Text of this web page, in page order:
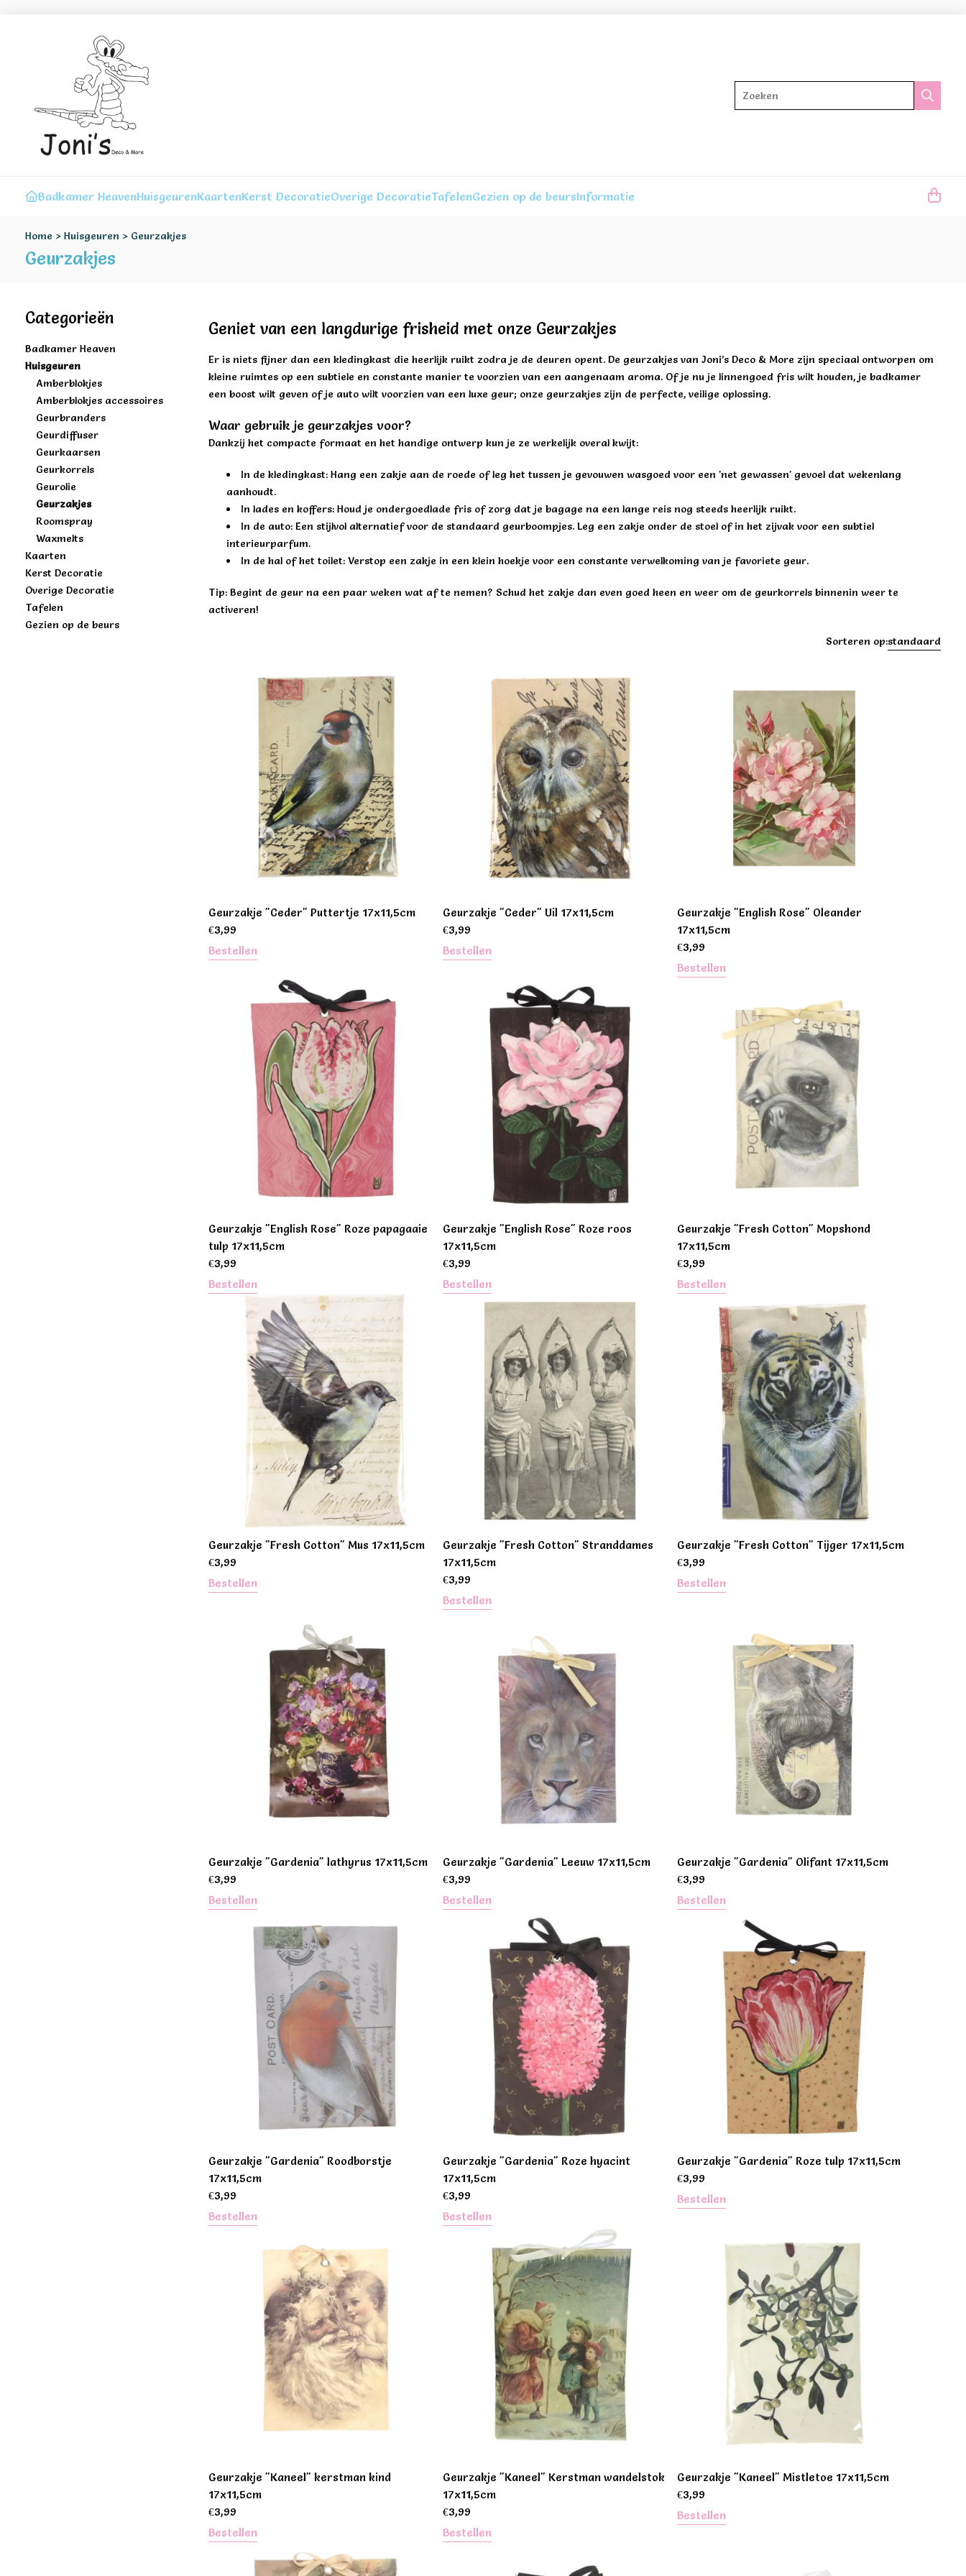
Badkamer HeavenHuisgeurenKaartenKerst DecoratieOverige DecoratieTafelenGezien op de beursInformatie
Home > Huisgeuren > Geurzakjes
Geurzakjes
Categorieën
Badkamer Heaven
Huisgeuren
Amberblokjes
Amberblokjes accessoires
Geurbranders
Geurdiffuser
Geurkaarsen
Geurkorrels
Geurolie
Geurzakjes
Roomspray
Waxmelts
Kaarten
Kerst Decoratie
Overige Decoratie
Tafelen
Gezien op de beurs
Geniet van een langdurige frisheid met onze Geurzakjes
Er is niets fijner dan een kledingkast die heerlijk ruikt zodra je de deuren opent. De geurzakjes van Joni’s Deco & More zijn speciaal ontworpen om
kleine ruimtes op een subtiele en constante manier te voorzien van een aangenaam aroma. Of je nu je linnengoed fris wilt houden, je badkamer
een boost wilt geven of je auto wilt voorzien van een luxe geur; onze geurzakjes zijn de perfecte, veilige oplossing.
Waar gebruik je geurzakjes voor?
Dankzij het compacte formaat en het handige ontwerp kun je ze werkelijk overal kwijt:
In de kledingkast: Hang een zakje aan de roede of leg het tussen je gevouwen wasgoed voor een 'net gewassen' gevoel dat wekenlang
aanhoudt.
In lades en koffers: Houd je ondergoedlade fris of zorg dat je bagage na een lange reis nog steeds heerlijk ruikt.
In de auto: Een stijlvol alternatief voor de standaard geurboompjes. Leg een zakje onder de stoel of in het zijvak voor een subtiel
interieurparfum.
In de hal of het toilet: Verstop een zakje in een klein hoekje voor een constante verwelkoming van je favoriete geur.
Tip: Begint de geur na een paar weken wat af te nemen? Schud het zakje dan even goed heen en weer om de geurkorrels binnenin weer te
activeren!
Sorteren op:standaard
Geurzakje "Ceder" Puttertje 17x11,5cm
€3,99
Bestellen
Geurzakje "Ceder" Uil 17x11,5cm
€3,99
Bestellen
Geurzakje "English Rose" Oleander
17x11,5cm
€3,99
Bestellen
Geurzakje "English Rose" Roze papagaaie
tulp 17x11,5cm
€3,99
Bestellen
Geurzakje "English Rose" Roze roos
17x11,5cm
€3,99
Bestellen
Geurzakje "Fresh Cotton" Mopshond
17x11,5cm
€3,99
Bestellen
Geurzakje "Fresh Cotton" Mus 17x11,5cm
€3,99
Bestellen
Geurzakje "Fresh Cotton" Stranddames
17x11,5cm
€3,99
Bestellen
Geurzakje "Fresh Cotton" Tijger 17x11,5cm
€3,99
Bestellen
Geurzakje "Gardenia" lathyrus 17x11,5cm
€3,99
Bestellen
Geurzakje "Gardenia" Leeuw 17x11,5cm
€3,99
Bestellen
Geurzakje "Gardenia" Olifant 17x11,5cm
€3,99
Bestellen
Geurzakje "Gardenia" Roodborstje
17x11,5cm
€3,99
Bestellen
Geurzakje "Gardenia" Roze hyacint
17x11,5cm
€3,99
Bestellen
Geurzakje "Gardenia" Roze tulp 17x11,5cm
€3,99
Bestellen
Geurzakje "Kaneel" kerstman kind
17x11,5cm
€3,99
Bestellen
Geurzakje "Kaneel" Kerstman wandelstok
17x11,5cm
€3,99
Bestellen
Geurzakje "Kaneel" Mistletoe 17x11,5cm
€3,99
Bestellen